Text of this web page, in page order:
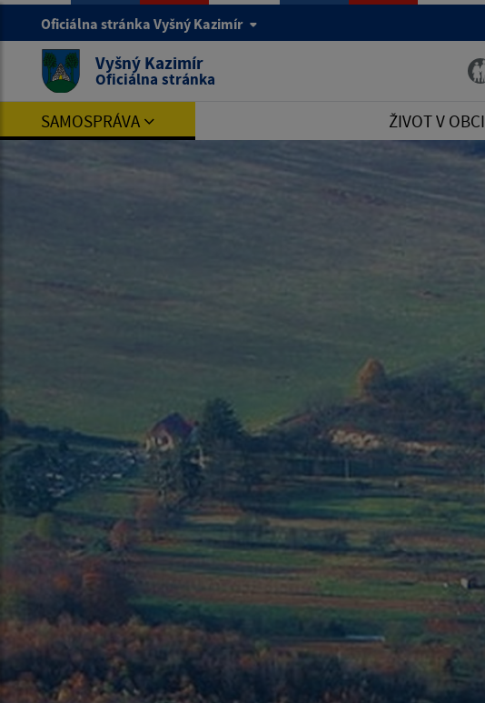
Oficiálna stránka Vyšný Kazimír
Vyšný Kazimír
Oficiálna stránka
SAMOSPRÁVA ŽIVOT V OBCI